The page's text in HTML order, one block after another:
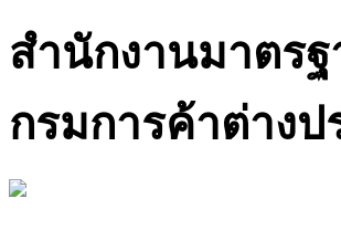
สำนักงานมาตร
กรมการค้าต่างป